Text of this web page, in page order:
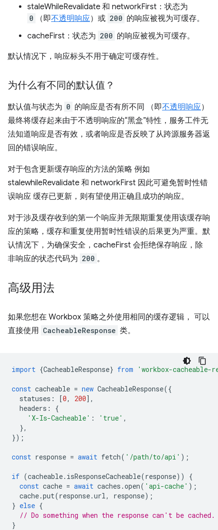
staleWhileRevalidate 和 networkFirst：状态为
0 （即不透明响应）或 200 的响应被视为可缓存。
cacheFirst：状态为 200 的响应被视为可缓存。
默认情况下，响应标头不用于确定可缓存性。
为什么有不同的默认值？
默认值与状态为 0 的响应是否有所不同 （即不透明响应）
最终将缓存起来由于不透明响应的“黑盒”特性，服务工件无
法知道响应是否有效，或者响应是否反映了从跨源服务器返
回的错误响应。
对于包含更新缓存响应的方法的策略 例如
stalewhileRevalidate 和 networkFirst 因此可避免暂时性错
误响应 缓存已更新，则有望使用正确且成功的响应。
对于涉及缓存收到的第一个响应并无限期重复使用该缓存响
应的策略，缓存和重复使用暂时性错误的后果更为严重。默
认情况下，为确保安全，cacheFirst 会拒绝保存响应，除
非响应的状态代码为 200 。
高级用法
如果您想在 Workbox 策略之外使用相同的缓存逻辑， 可以
直接使用 CacheableResponse 类。
import {CacheableResponse} from 'workbox-cacheable-
const cacheable = new CacheableResponse({
statuses : [0, 200],
headers :
{
'X-Is-Cacheable' : 'true' ,
},
});
const response = await fetch( '/path/to/api' );
if (cacheable. isResponseCacheable(response))
{
const cache = await caches .open( 'api-cache' );
cache.put(response.url, response);
} else {
// Do something when the response can't be cached.
}